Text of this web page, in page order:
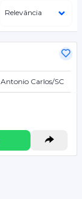
Antonio Carlos/SC